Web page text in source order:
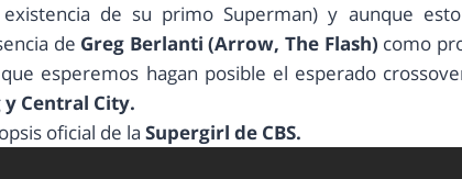
de su primo Superman) y aunque
de Greg Berlanti (Arrow, The Flash) como
esperemos hagan posible el esperado
Central City.
oficial de la Supergirl de CBS.